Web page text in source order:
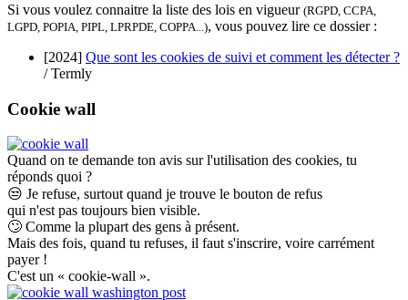
Si vous voulez connaitre la liste des lois en vigueur (RGPD, CCPA,
LGPD, POPIA, PIPL, LPRPDE, COPPA...), vous pouvez lire ce dossier :
[2024] Que sont les cookies de suivi et comment les détecter ?
/ Termly
Cookie wall
Quand on te demande ton avis sur l'utilisation des cookies, tu
réponds quoi ?
😒 Je refuse, surtout quand je trouve le bouton de refus
qui n'est pas toujours bien visible.
🙄 Comme la plupart des gens à présent.
Mais des fois, quand tu refuses, il faut s'inscrire, voire carrément
payer !
C'est un « cookie-wall ».